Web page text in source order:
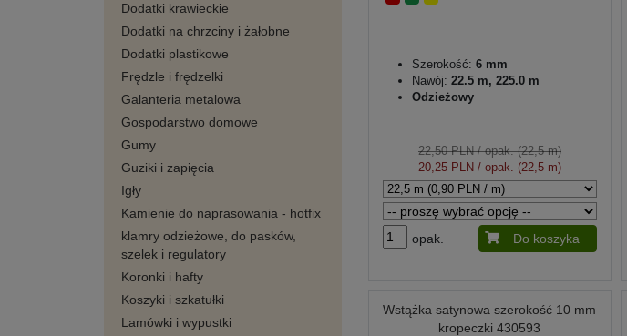
Dodatki krawieckie
Dodatki na chrzciny i żałobne
Dodatki plastikowe
Frędzle i frędzelki
Galanteria metalowa
Gospodarstwo domowe
Gumy
Guziki i zapięcia
Igły
Kamienie do naprasowania - hotfix
klamry odzieżowe, do pasków,
szelek i regulatory
Koronki i hafty
Koszyki i szkatułki
Lamówki i wypustki
Szerokość: 6 mm
Nawój: 22.5 m, 225.0 m
Odzieżowy
22,50 PLN/ opak. (22,5 m)
20,25 PLN / opak. (22,5 m)
opak. Do koszyka
Wstążka satynowa szerokość 10 mm
kropeczki 430593